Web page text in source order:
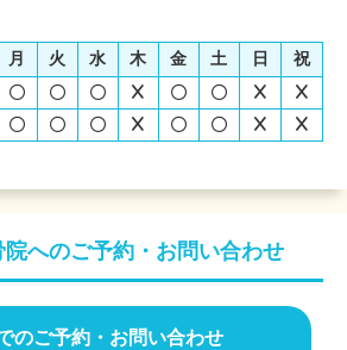
月 火 水 木 金 土 日
祝
院へのご予約・ お問い合わせ
のご予約・お問い合わせ